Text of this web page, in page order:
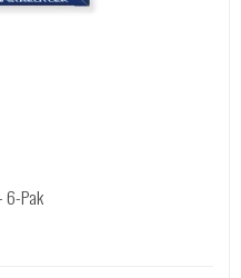
6-Pak